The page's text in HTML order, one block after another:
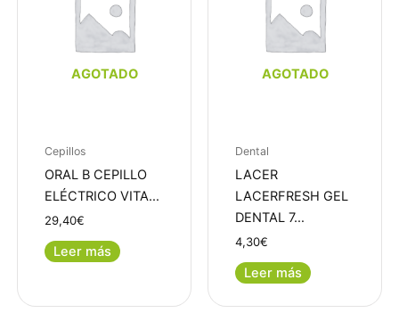
AGOTADO
Cepillos
ORAL B CEPILLO
ELÉCTRICO VITA…
29,40€
Leer más
AGOTADO
Dental
LACER
LACERFRESH GEL
DENTAL 7…
4,30€
Leer más